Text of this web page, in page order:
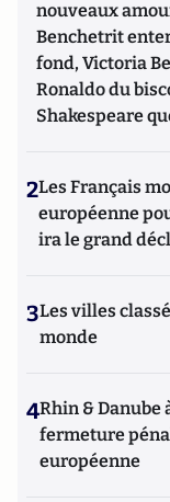
nouveaux
Benchetrit
fond, Victoria
Ronaldo du
Shakespeare
2Les Français
européenne
ira le grand
3Les villes
monde
4Rhin & Danube
fermeture
européenne